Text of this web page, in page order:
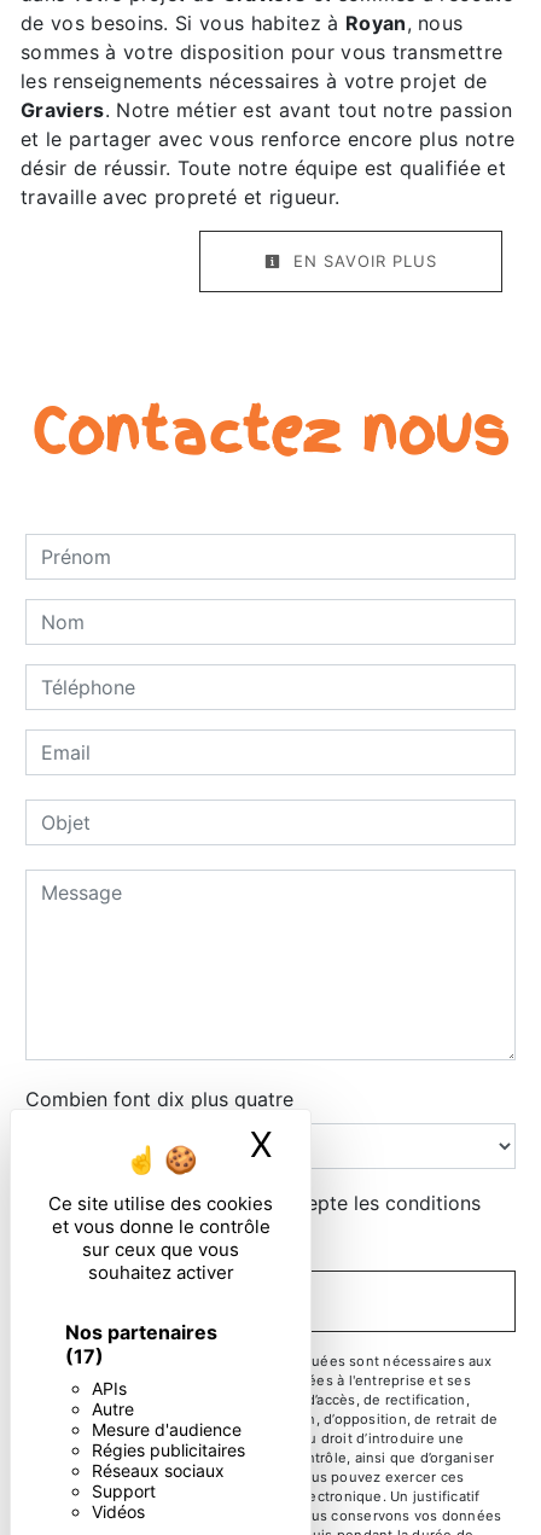
Ce site utilise des cookies
et vous donne le contrôle
sur ceux que vous
souhaitez activer
Nos partenaires
(17)
APIs
Autre
Mesure d'audience
Régies publicitaires
Réseaux sociaux
Support
Vidéos
X Masquer le
de vos besoins. Si vous habitez à Royan, nous
sommes à votre disposition pour vous transmettre
les renseignements nécessaires à votre projet de
Graviers. Notre métier est avant tout notre passion
et le partager avec vous renforce encore plus notre
désir de réussir. Toute notre équipe est qualifiée et
travaille avec propreté et rigueur.
EN SAVOIR PLUS
Contactez nous
Combien font dix plus quatre
En cochant cette case, j'accepte les conditions
particulières ci-dessous **
** Les données personnelles communiquées sont nécessaires aux
fins de vous contacter. Elles sont destinées à l'entreprise et ses
sous-traitants. Vous disposez de droits d’accès, de rectification,
d’effacement, de portabilité, de limitation, d’opposition, de retrait de
votre consentement à tout moment et du droit d’introduire une
réclamation auprès d’une autorité de contrôle, ainsi que d’organiser
le sort de vos données post-mortem. Vous pouvez exercer ces
droits par voie postale ou par courrier électronique. Un justificatif
d'identité pourra vous être demandé. Nous conservons vos données